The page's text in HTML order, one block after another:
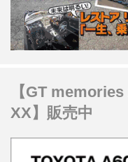
【GT
XX】販売中